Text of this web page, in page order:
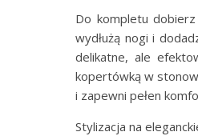
Do kompletu
wydłużą nogi i
delikatne, ale
kopertówką w
i zapewni pełen
Stylizacja na